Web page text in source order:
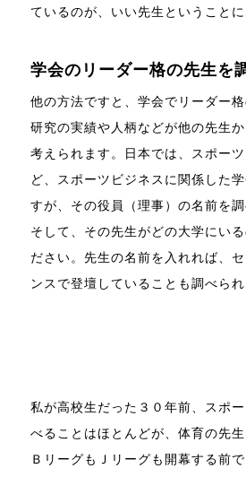
ているのが、いい先生ということに
学会のリーダー格の先生を
他の方法ですと、学会でリーダー格
研究の実績や人柄などが他の先生
考えられます。日本では、スポー
ど、スポーツビジネスに関係した
すが、その役員（理事）の名前を調
そして、その先生がどの大学にい
ださい。先生の名前を入れれば、
ンスで登壇していることも調べられ
私が高校生だった３０年前、スポ
べることはほとんどが、体育の先生
ＢリーグもＪリーグも開幕する前